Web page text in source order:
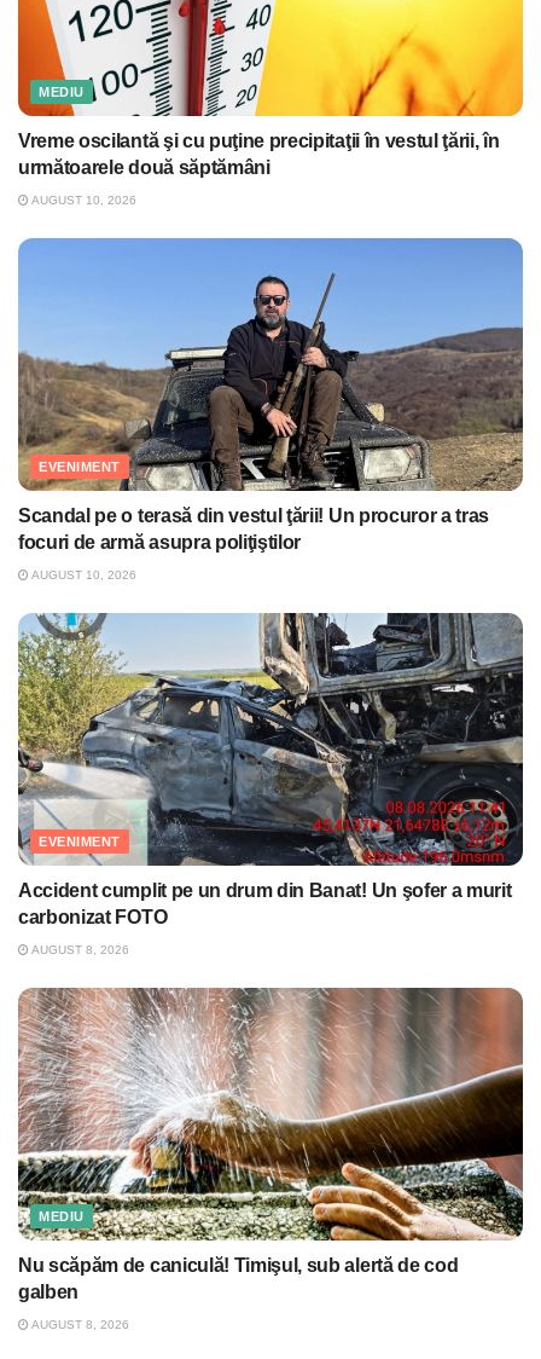
MEDIU
Vreme oscilantă şi cu puţine precipitaţii în vestul ţării, în
următoarele două săptămâni
AUGUST 10, 2026
EVENIMENT
Scandal pe o terasă din vestul ţării! Un procuror a tras
focuri de armă asupra poliţiştilor
AUGUST 10, 2026
EVENIMENT
Accident cumplit pe un drum din Banat! Un şofer a murit
carbonizat FOTO
AUGUST 8, 2026
MEDIU
Nu scăpăm de caniculă! Timişul, sub alertă de cod
galben
AUGUST 8, 2026